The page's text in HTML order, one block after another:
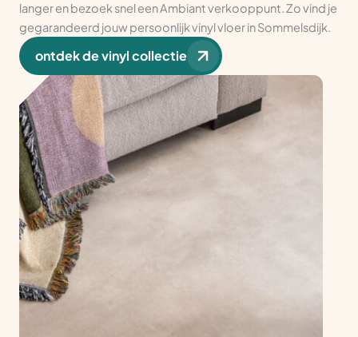
langer en bezoek snel een Ambiant verkooppunt. Zo vind je
gegarandeerd jouw persoonlijk vinyl vloer in Sommelsdijk.
ontdek de vinyl collectie